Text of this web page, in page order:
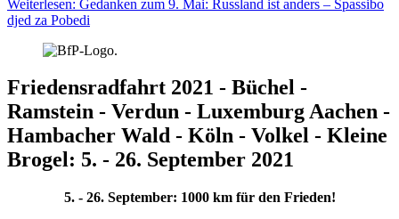
Weiterlesen: Gedanken zum 9. Mai: Russland ist anders – Spassibo
djed za Pobedi
Friedensradfahrt 2021 - Büchel -
Ramstein - Verdun - Luxemburg Aachen -
Hambacher Wald - Köln - Volkel - Kleine
Brogel: 5. - 26. September 2021
5. - 26. September: 1000 km für den Frieden!